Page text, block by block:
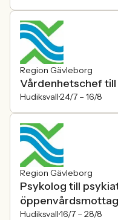
Region Gävleborg
Vårdenhetschef
Hudiksvall24/7 – 16/8
Region Gävleborg
Psykolog till
Hudiksvall16/7 – 28/8